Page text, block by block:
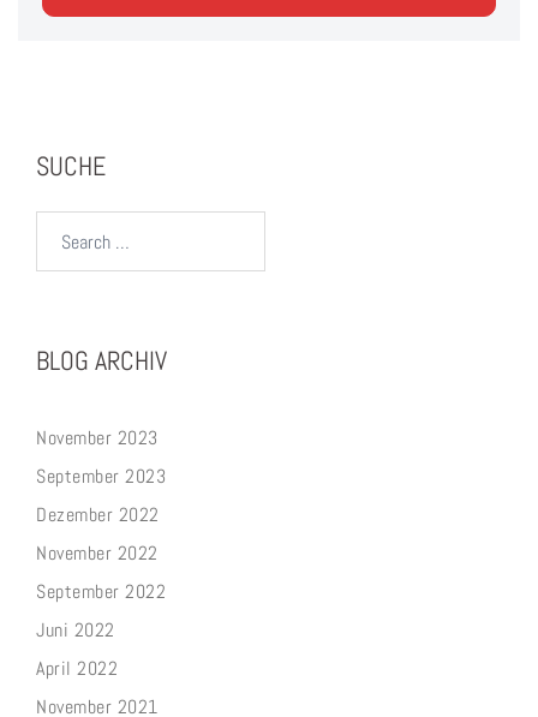
SUCHE
BLOG ARCHIV
November 2023
September 2023
Dezember 2022
November 2022
September 2022
Juni 2022
April 2022
November 2021